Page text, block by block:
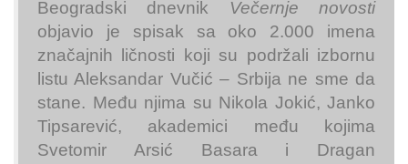
Beogradski dnevnik
Večernje novosti
objavio je spisak sa oko 2.000 imena
značajnih ličnosti koji su podržali izbornu
listu Aleksandar Vučić – Srbija ne sme da
stane. Među njima su Nikola Jokić, Janko
Tipsarević, akademici među kojima
Svetomir Arsić Basara i Dragan